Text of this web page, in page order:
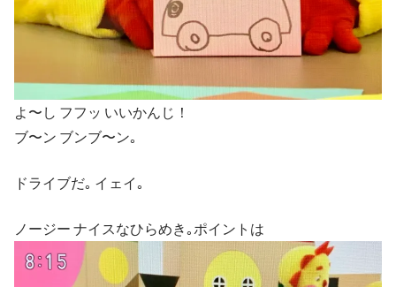
よ〜し フフッ いいかんじ！
ブ〜ン ブンブ〜ン｡
ドライブだ｡ イェイ｡
ノージー ナイスなひらめき｡ポイントは